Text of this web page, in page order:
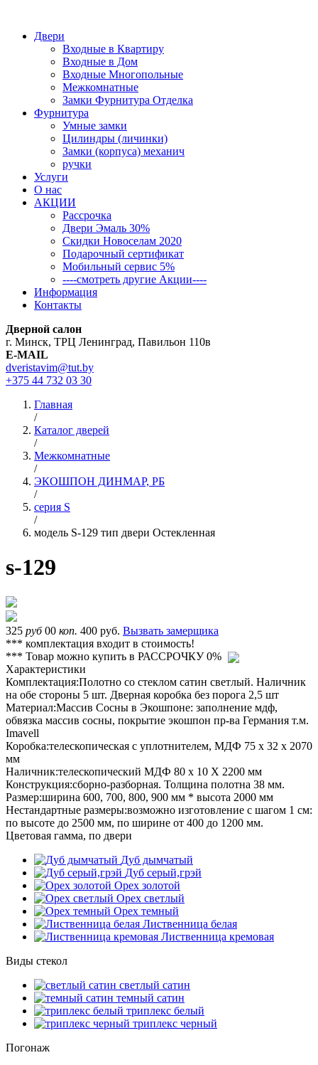
Двери
Входные в Квартиру
Входные в Дом
Входные Многопольные
Межкомнатные
Замки Фурнитура Отделка
Фурнитура
Умные замки
Цилиндры (личинки)
Замки (корпуса) механич
ручки
Услуги
О нас
АКЦИИ
Рассрочка
Двери Эмаль 30%
Скидки Новоселам 2020
Подарочный сертификат
Мобильный сервис 5%
----смотреть другие Акции----
Информация
Контакты
Дверной салон
г. Минск, ТРЦ Ленинград, Павильон 110в
E-MAIL
dveristavim@tut.by
+375 44 732 03 30
Главная
/
Каталог дверей
/
Межкомнатные
/
ЭКОШПОН ДИНМАР, РБ
/
серия S
/
модель S-129 тип двери Остекленная
s-129
325 руб00 коп. 400 руб. Вызвать замерщика
*** комплектация входит в стоимость!
*** Товар можно купить в РАССРОЧКУ 0%
Характеристики
Комплектация:Полотно со стеклом сатин светлый. Наличник
на обе стороны 5 шт. Дверная коробка без порога 2,5 шт
Материал:Массив Сосны в Экошпоне: заполнение мдф,
обвязка массив сосны, покрытие экошпон пр-ва Германия т.м.
Imavell
Коробка:телескопическая с уплотнителем, МДФ 75 х 32 х 2070
мм
Наличник:телескопический МДФ 80 х 10 Х 2200 мм
Конструкция:сборно-разборная. Толщина полотна 38 мм.
Размер:ширина 600, 700, 800, 900 мм * высота 2000 мм
Нестандартные размеры:возможно изготовление с шагом 1 см:
по высоте до 2500 мм, по ширине от 400 до 1200 мм.
Цветовая гамма, по двери
Дуб дымчатый
Дуб серый,грэй
Орех золотой
Орех светлый
Орех темный
Лиственница белая
Лиственница кремовая
Виды стекол
светлый сатин
темный сатин
триплекс белый
триплекс черный
Погонаж